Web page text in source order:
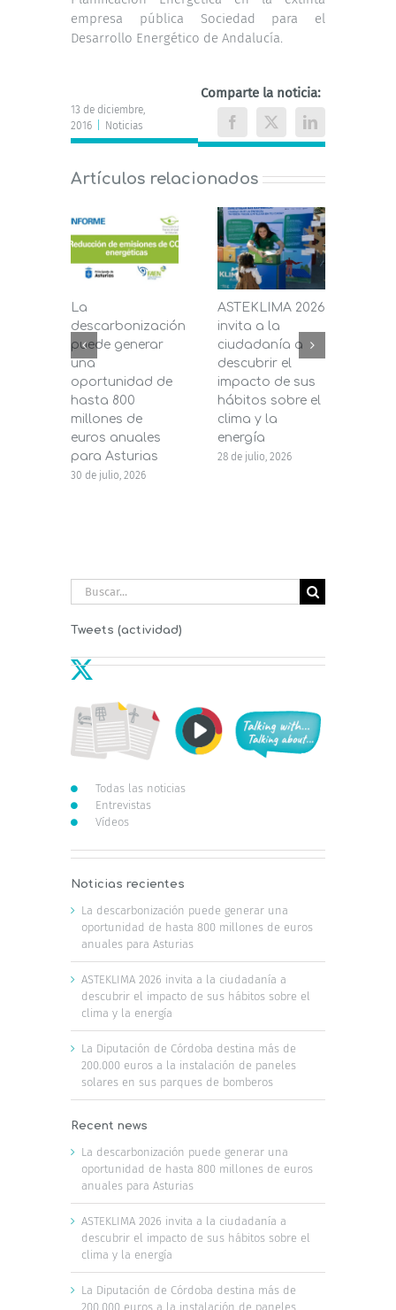
empresa pública Sociedad para el
Desarrollo Energético de Andalucía.
13 de diciembre,
2016
Noticias
Comparte la noticia:
Facebook
X LinkedIn
Artículos relacionados
La
descarbonización
puede generar
una
oportunidad de
hasta 800
millones de
euros anuales
para Asturias
30 de julio, 2026
ASTEKLIMA 2026
invita a la
ciudadanía a
descubrir el
impacto de sus
hábitos sobre el
clima y la
energía
28 de julio, 2026
Buscar:
Tweets (actividad)
Todas las noticias
Entrevistas
Vídeos
Noticias recientes
La descarbonización puede generar una
oportunidad de hasta 800 millones de euros
anuales para Asturias
ASTEKLIMA 2026 invita a la ciudadanía a
descubrir el impacto de sus hábitos sobre el
clima y la energía
La Diputación de Córdoba destina más de
200.000 euros a la instalación de paneles
solares en sus parques de bomberos
Recent news
La descarbonización puede generar una
oportunidad de hasta 800 millones de euros
anuales para Asturias
ASTEKLIMA 2026 invita a la ciudadanía a
descubrir el impacto de sus hábitos sobre el
clima y la energía
La Diputación de Córdoba destina más de
200.000 euros a la instalación de paneles